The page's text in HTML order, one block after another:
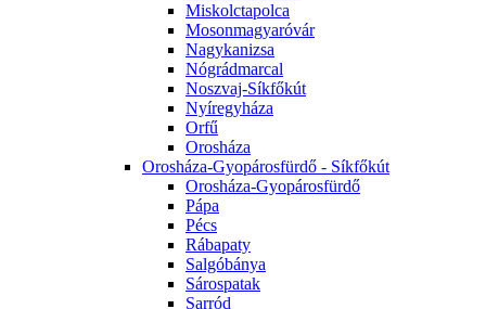
Miskolctapolca
Mosonmagyaróvár
Nagykanizsa
Nógrádmarcal
Noszvaj-Síkfőkút
Nyíregyháza
Orfű
Orosháza
Orosháza-Gyopárosfürdő - Síkfőkút
Orosháza-Gyopárosfürdő
Pápa
Pécs
Rábapaty
Salgóbánya
Sárospatak
Sarród